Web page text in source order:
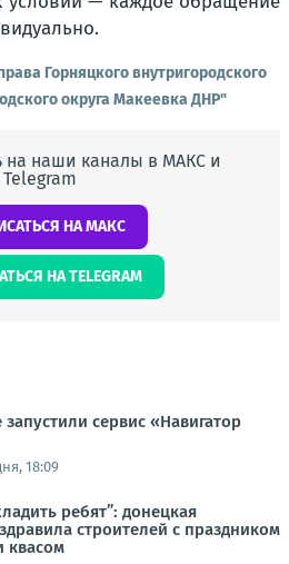
Горняцкого внутригородского
округа Макеевка ДНР"
на наши каналы в МАКС и
Telegram
НА МАКС
НА TELEGRAM
сервис «Навигатор
18:09
ребят”: донецкая
строителей с праздником
квасом